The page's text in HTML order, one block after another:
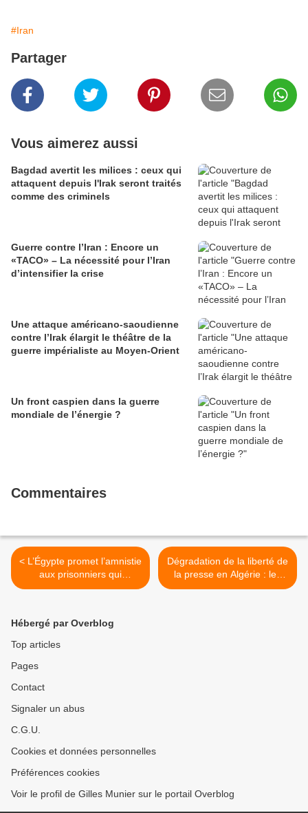
#Iran
Partager
Vous aimerez aussi
Bagdad avertit les milices : ceux qui
attaquent depuis l'Irak seront traités
comme des criminels
Guerre contre l’Iran : Encore un
«TACO» – La nécessité pour l’Iran
d’intensifier la crise
Une attaque américano-saoudienne
contre l’Irak élargit le théâtre de la
guerre impérialiste au Moyen-Orient
Un front caspien dans la guerre
mondiale de l’énergie ?
Commentaires
< L’Égypte promet l’amnistie
aux prisonniers qui
accepteraient de parler en
Dégradation de la liberté de
la presse en Algérie : les
chiffres parlent d’eux-
Hébergé par Overblog
Top articles
Pages
Contact
Signaler un abus
C.G.U.
Cookies et données personnelles
Préférences cookies
Voir le profil de Gilles Munier sur le portail Overblog